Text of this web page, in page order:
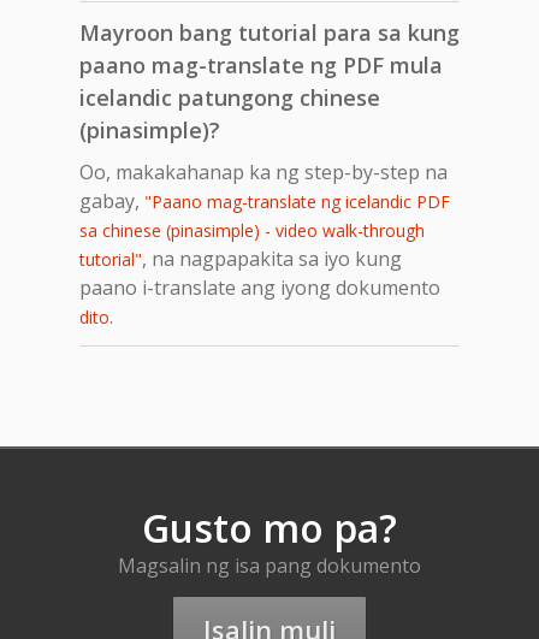
Mayroon bang tutorial para sa kung
paano mag-translate ng PDF mula
icelandic patungong chinese
(pinasimple)?
Oo, makakahanap ka ng step-by-step na
gabay, "Paano mag-translate ng icelandic PDF
sa chinese (pinasimple) - video walk-through
tutorial", na nagpapakita sa iyo kung
paano i-translate ang iyong dokumento
dito.
Gusto mo pa?
Magsalin ng isa pang dokumento
Isalin muli